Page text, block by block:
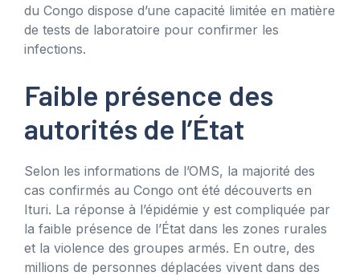
du Congo dispose d’une capacité limitée en matière
de tests de laboratoire pour confirmer les
infections.
Faible présence des
autorités de l’État
Selon les informations de l’OMS, la majorité des
cas confirmés au Congo ont été découverts en
Ituri. La réponse à l’épidémie y est compliquée par
la faible présence de l’État dans les zones rurales
et la violence des groupes armés. En outre, des
millions de personnes déplacées vivent dans des